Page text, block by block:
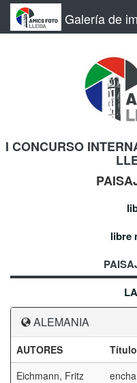
Galería de
I CONCURSO
libre
ALEMANIA
AUTORES
Eichmann, Fritz